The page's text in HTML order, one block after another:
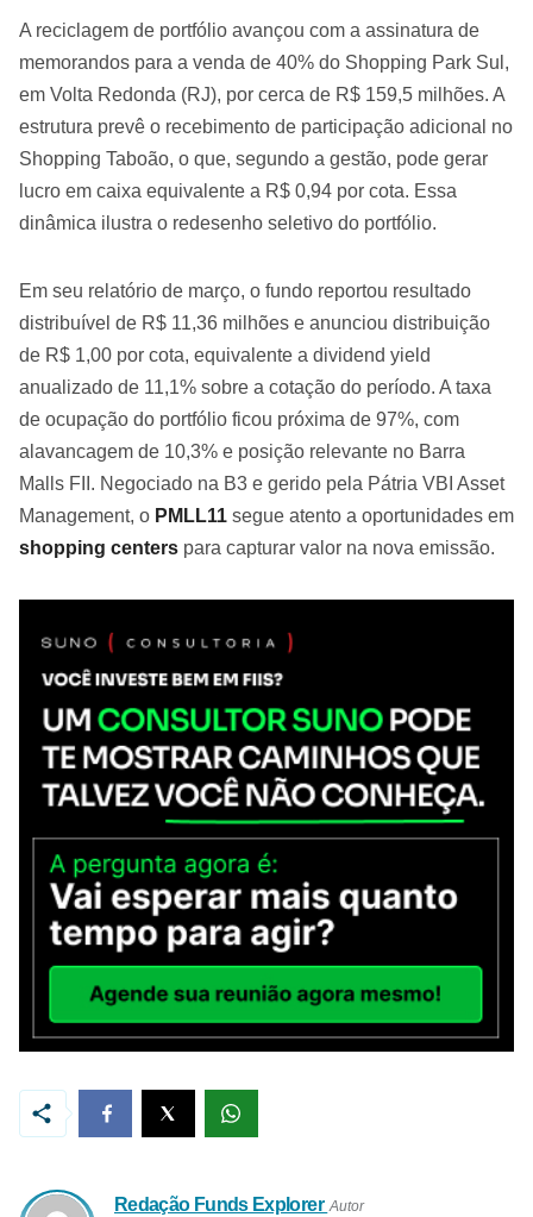
A reciclagem de portfólio avançou com a assinatura de
memorandos para a venda de 40% do Shopping Park Sul,
em Volta Redonda (RJ), por cerca de R$ 159,5 milhões. A
estrutura prevê o recebimento de participação adicional no
Shopping Taboão, o que, segundo a gestão, pode gerar
lucro em caixa equivalente a R$ 0,94 por cota. Essa
dinâmica ilustra o redesenho seletivo do portfólio.
Em seu relatório de março, o fundo reportou resultado
distribuível de R$ 11,36 milhões e anunciou distribuição
de R$ 1,00 por cota, equivalente a dividend yield
anualizado de 11,1% sobre a cotação do período. A taxa
de ocupação do portfólio ficou próxima de 97%, com
alavancagem de 10,3% e posição relevante no Barra
Malls FII. Negociado na B3 e gerido pela Pátria VBI Asset
Management, o PMLL11 segue atento a oportunidades em
shopping centers para capturar valor na nova emissão.
Redação Funds Explorer Autor